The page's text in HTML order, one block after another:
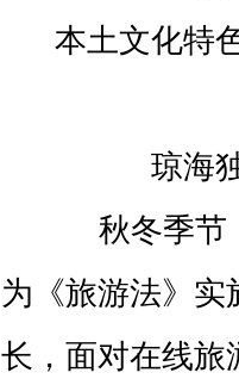
本土文化特
琼海
秋冬季节，
为《旅游法》
长，面对在线旅